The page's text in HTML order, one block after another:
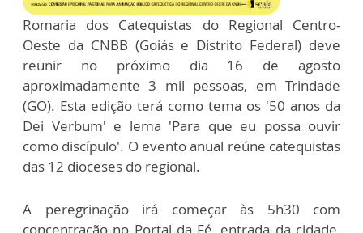
Romaria dos Catequistas do Regional Centro-
Oeste da CNBB (Goiás e Distrito Federal) deve
reunir no próximo dia 16 de agosto
aproximadamente 3 mil pessoas, em Trindade
(GO). Esta edição terá como tema os '50 anos da
Dei Verbum' e lema 'Para que eu possa ouvir
como discípulo'. O evento anual reúne catequistas
das 12 dioceses do regional.
A peregrinação irá começar às 5h30 com